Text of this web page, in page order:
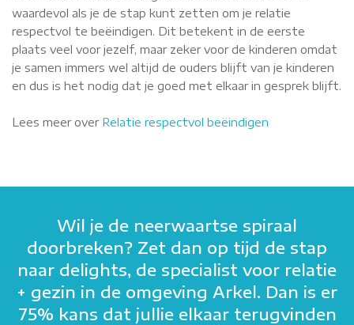
waardevol als je de stap kunt zetten om je relatie
respectvol te beëindigen. Dit betekent in de eerste
plaats veel voor jezelf, maar zeker voor de kinderen omdat
je samen immers wel altijd de ouders blijft van je kinderen
en dus is het nodig dat je goed met elkaar in gesprek blijft.
Lees meer over Relatie respectvol beëindigen
Wil je de neerwaartse spiraal
doorbreken? Zet dan op tijd de stap
naar delights, de specialist voor relatie
+ gezin in de omgeving Arkel. Dan is er
75% kans dat jullie elkaar terugvinden